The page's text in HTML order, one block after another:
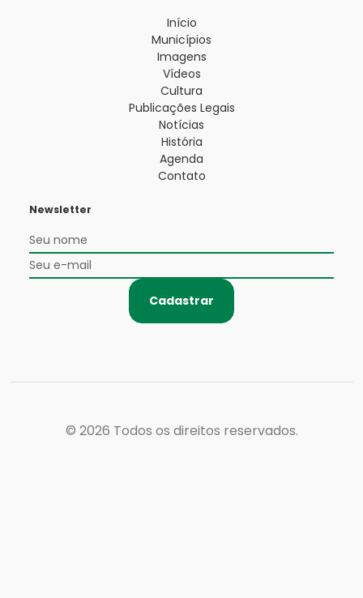
Início
Municípios
Imagens
Vídeos
Cultura
Publicações Legais
Notícias
História
Agenda
Contato
Newsletter
Cadastrar
© 2026 Todos os direitos reservados.